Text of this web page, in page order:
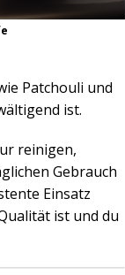
Patchouli und
ist.
reinigen,
Gebrauch
Einsatz
ist und du